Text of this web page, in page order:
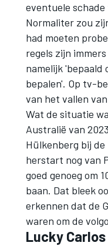
eventuele
Normaliter zou
had moeten
regels zijn
namelijk 'bepaald
bepalen'. Op tv-
van het vallen
Wat de situatie
Australië van
Hülkenberg bij
herstart nog van
goed genoeg om
baan. Dat bleek
erkennen dat de
waren om de
Lucky Carlos